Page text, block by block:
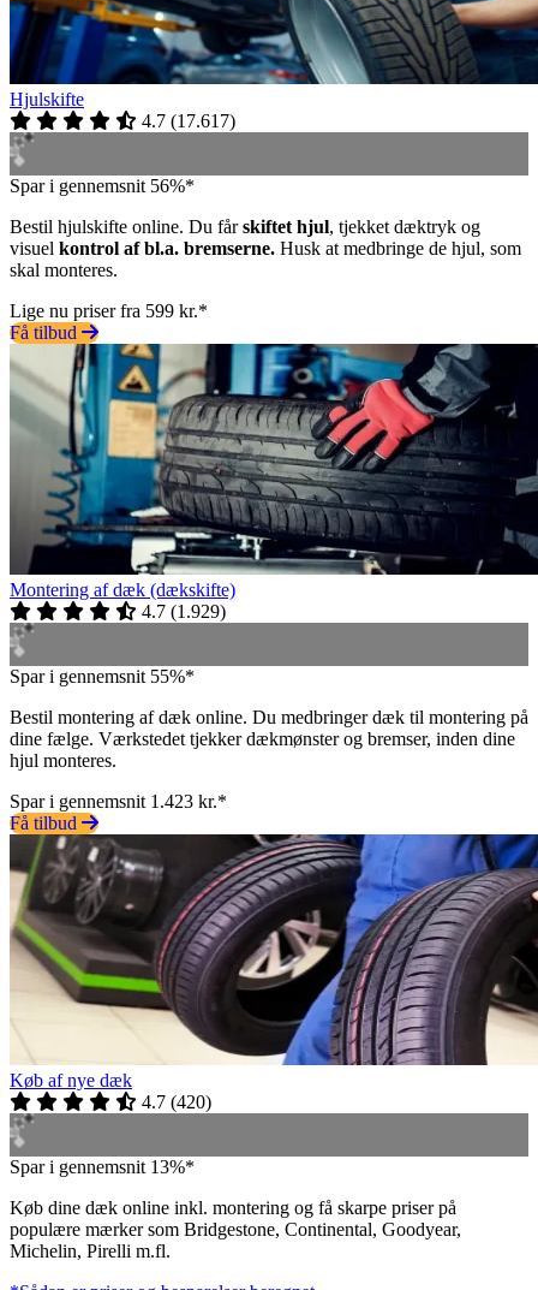
Hjulskifte
4.7 (17.617)
Spar i gennemsnit 56%*
Bestil hjulskifte online. Du fårskiftet hjul, tjekket dæktryk og
visuel kontrol af bl.a. bremserne. Husk at medbringe de hjul, som
skal monteres.
Lige nu priser fra 599 kr.*
Få tilbud
Montering af dæk (dækskifte)
4.7 (1.929)
Spar i gennemsnit 55%*
Bestil montering af dæk online. Du medbringer dæk til montering på
dine fælge. Værkstedet tjekker dækmønster og bremser, inden dine
hjul monteres.
Spar i gennemsnit 1.423 kr.*
Få tilbud
Køb af nye dæk
4.7 (420)
Spar i gennemsnit 13%*
Køb dine dæk online inkl. montering og få skarpe priser på
populære mærker som Bridgestone, Continental, Goodyear,
Michelin, Pirelli m.fl.